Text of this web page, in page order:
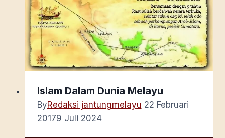
Islam Dalam Dunia Melayu
ByRedaksi jantungmelayu 22 Februari
20179 Juli 2024